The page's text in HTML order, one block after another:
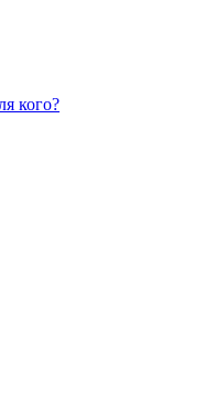
кого?